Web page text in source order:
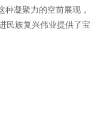
凝聚力的空前展现，
民族复兴伟业提供了宝